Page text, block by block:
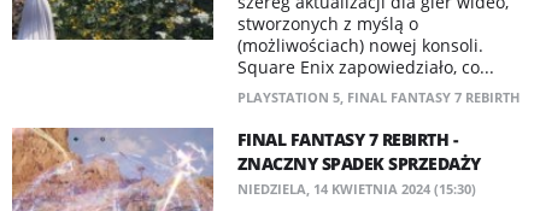
stworzonych z myślą o
(możliwościach) nowej konsoli.
Square Enix zapowiedziało, co...
PLAYSTATION 5, FINAL FANTASY 7 REBIRTH
FINAL FANTASY 7 REBIRTH -
ZNACZNY SPADEK SPRZEDAŻY
NIEDZIELA, 14 KWIETNIA 2024 (15:30)